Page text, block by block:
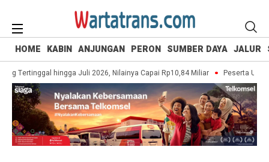
HOME KABIN ANJUNGAN PERON SUMBER DAYA JALUR
Tertinggal hingga Juli 2026, Nilainya Capai Rp10,84 Miliar Peserta UI